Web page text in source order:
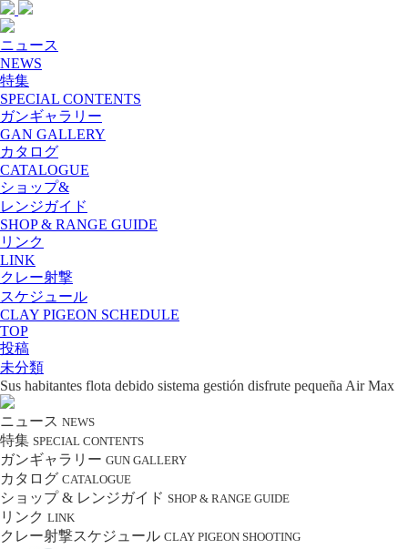
ニュース
NEWS
特集
SPECIAL CONTENTS
ガンギャラリー
GAN GALLERY
カタログ
CATALOGUE
ショップ&
レンジガイド
SHOP & RANGE GUIDE
リンク
LINK
クレー射撃
スケジュール
CLAY PIGEON SCHEDULE
TOP
投稿
未分類
Sus habitantes flota debido sistema gestión disfrute pequeña Air Max
ニュース NEWS
特集 SPECIAL CONTENTS
ガンギャラリー GUN GALLERY
カタログ CATALOGUE
ショップ & レンジガイド SHOP & RANGE GUIDE
リンク LINK
クレー射撃スケジュール CLAY PIGEON SHOOTING